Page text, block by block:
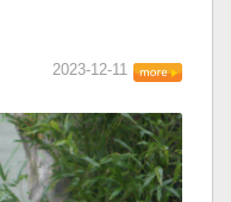
2023-12-11